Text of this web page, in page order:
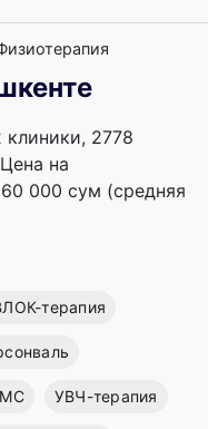
2778
на
000 сум (средняя
терапия
УВЧ-терапия